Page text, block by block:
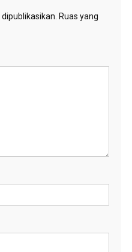
Ruas yang